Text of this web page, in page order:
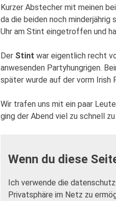
Kurzer Abstecher mit meinen
da die beiden noch
Uhr am Stint eingetroffen und
Der Stint war eigentlich recht
anwesenden Partyhungrigen.
später wurde auf der vorm Irish
Wir trafen uns mit ein paar
ging der Abend viel zu schnell
Wenn du diese
Ich verwende die
Privatsphäre im Netz zu